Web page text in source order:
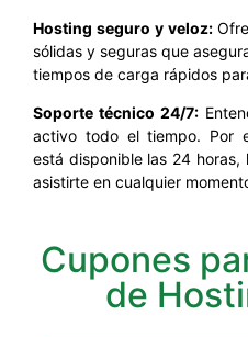
Hosting seguro y veloz:
sólidas y seguras que
tiempos de carga rápidos
Soporte técnico 24/7:
activo todo el tiempo. Por
está disponible las 24 horas,
asistirte en cualquier
Cupones
de